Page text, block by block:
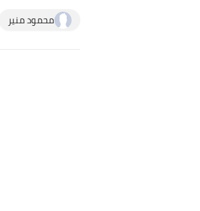
محمود منير